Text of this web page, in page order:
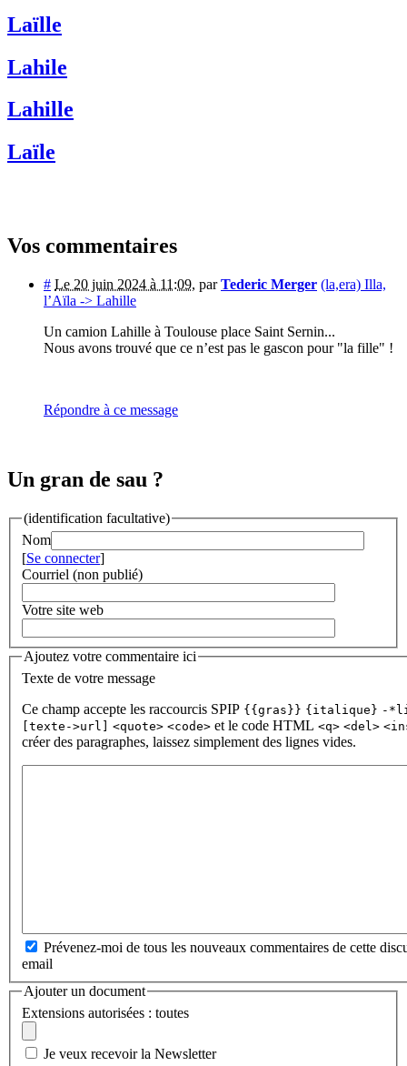
Laïlle
Lahile
Lahille
Laïle
Vos commentaires
# Le 20 juin 2024 à 11:09, parTederic Merger (la,era) Illa,
l’Aïla -> Lahille
Un camion Lahille à Toulouse place Saint Sernin...
Nous avons trouvé que ce n’est pas le gascon pour "la fille" !
Répondre à ce message
Un gran de sau ?
(identification facultative)
Nom
[Se connecter]
Courriel (non publié)
Votre site web
Ajoutez votre commentaire ici
Texte de votre message
Ce champ accepte les raccourcis SPIP {{gras}} {italique} -
[texte->url]
<quote> <code> et le code HTML <q> <del>
créer des paragraphes, laissez simplement des lignes vides.
Prévenez-moi de tous les nouveaux commentaires de cette
email
Ajouter un document
Extensions autorisées : toutes
Je veux recevoir la Newsletter